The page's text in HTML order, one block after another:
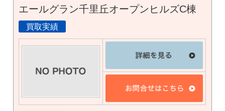
エールグラン千里丘オープンヒルズC棟
買取実績